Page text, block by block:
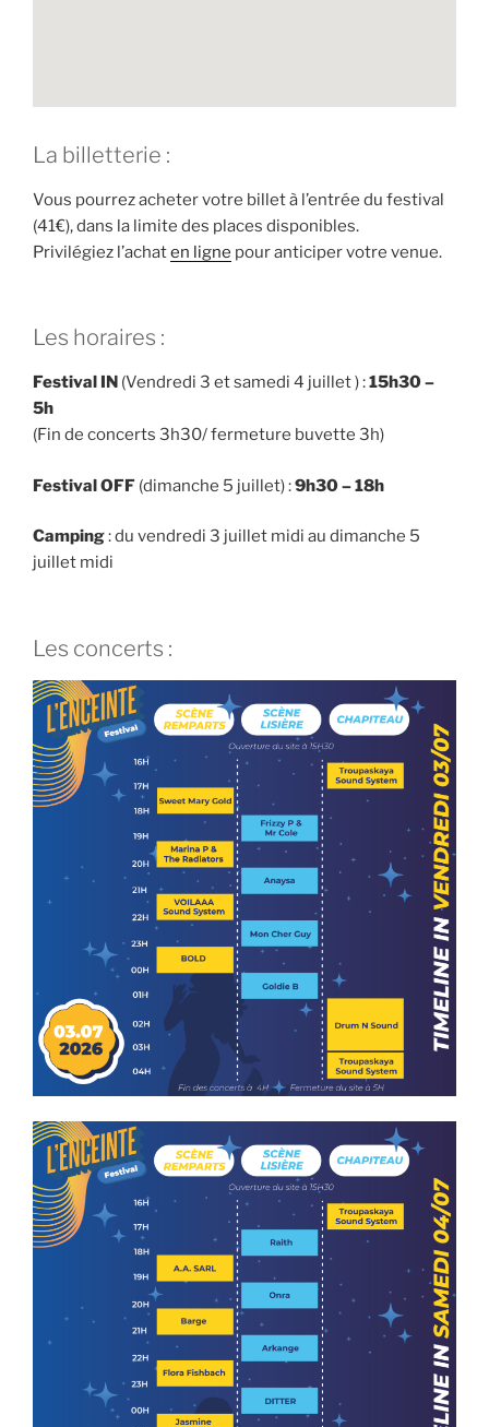
La billetterie :
Vous pourrez acheter votre billet à l’entrée du festival
(41€), dans la limite des places disponibles.
Privilégiez l’achaten ligne pour anticiper votre venue.
Les horaires :
Festival IN (Vendredi 3 et samedi 4 juillet ) :15h30 –
5h
(Fin de concerts 3h30/ fermeture buvette 3h)
Festival OFF (dimanche 5 juillet) :9h30 – 18h
Camping: du vendredi 3 juillet midi au dimanche 5
juillet midi
Les concerts :